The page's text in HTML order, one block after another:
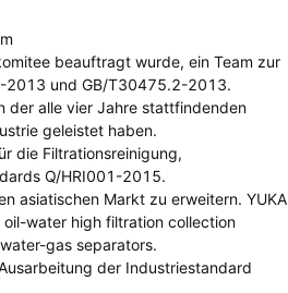
beauftragt wurde, ein Team zur
2013 und GB/T30475.2-2013.
der alle vier Jahre stattfindenden
geleistet haben.
die Filtrationsreinigung,
Q/HRI001-2015.
asiatischen Markt zu erweitern. YUKA
water high filtration collection
gas separators.
der Industriestandard